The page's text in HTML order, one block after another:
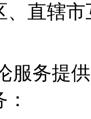
、直辖
服务提